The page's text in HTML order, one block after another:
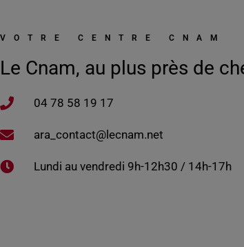
VOTRE CENTRE CNAM
Le Cnam, au plus près de
04 78 58 19 17​
ara_contact@lecnam.net
Lundi au vendredi 9h-12h30 / 14h-17h